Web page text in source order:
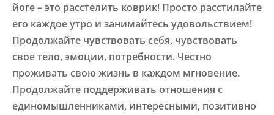
йоге – это расстелить коврик! Просто расстилайте
его каждое утро и занимайтесь удовольствием!
Продолжайте чувствовать себя, чувствовать
свое тело, эмоции, потребности. Честно
проживать свою жизнь в каждом мгновение.
Продолжайте поддерживать отношения с
единомышленниками, интересными, позитивно